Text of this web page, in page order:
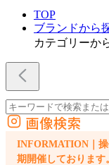
TOP
ブランドから
カテゴリーか
外部サイトの商品をカート
他のサイトで見つけた商品ペー
画像検索
INFORMATION｜
期開催しております